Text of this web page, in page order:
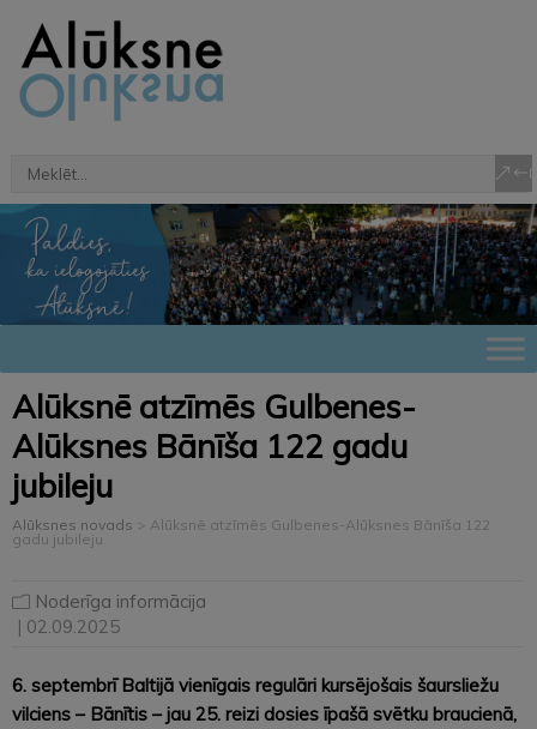
Alūksnē atzīmēs Gulbenes-
Alūksnes Bānīša 122 gadu
jubileju
Alūksnes novads > Alūksnē atzīmēs Gulbenes-Alūksnes Bānīša 122
gadu jubileju
Noderīga informācija
| 02.09.2025
6. septembrī Baltijā vienīgais regulāri kursējošais šaursliežu
vilciens – Bānītis – jau 25. reizi dosies īpašā svētku braucienā,